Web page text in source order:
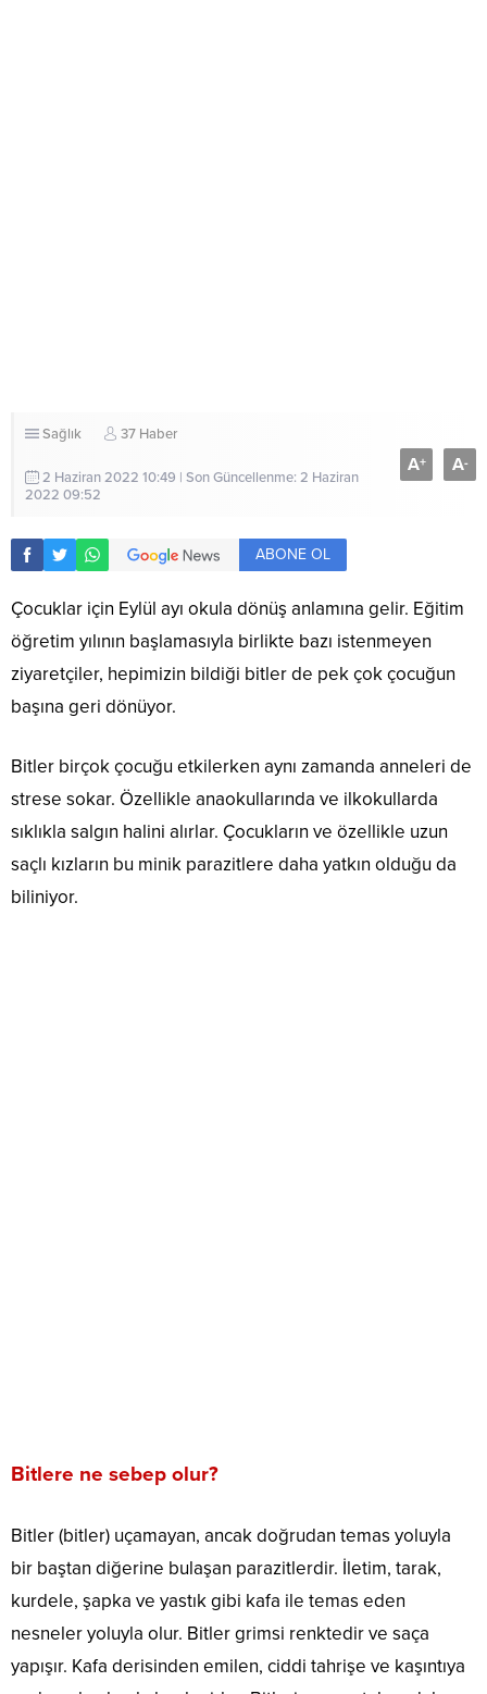
Sağlık 37 Haber
2 Haziran 2022 10:49 | Son Güncellenme: 2 Haziran
2022 09:52
A+ A-
ABONE OL
Çocuklar için Eylül ayı okula dönüş anlamına gelir. Eğitim
öğretim yılının başlamasıyla birlikte bazı istenmeyen
ziyaretçiler, hepimizin bildiği bitler de pek çok çocuğun
başına geri dönüyor.
Bitler birçok çocuğu etkilerken aynı zamanda anneleri de
strese sokar. Özellikle anaokullarında ve ilkokullarda
sıklıkla salgın halini alırlar. Çocukların ve özellikle uzun
saçlı kızların bu minik parazitlere daha yatkın olduğu da
biliniyor.
Bitlere ne sebep olur?
Bitler (bitler) uçamayan, ancak doğrudan temas yoluyla
bir baştan diğerine bulaşan parazitlerdir. İletim, tarak,
kurdele, şapka ve yastık gibi kafa ile temas eden
nesneler yoluyla olur. Bitler grimsi renktedir ve saça
yapışır. Kafa derisinden emilen, ciddi tahrişe ve kaşıntıya